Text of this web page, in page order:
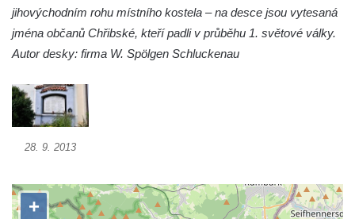
Dolním Podluží
Kenotaf Antona Klause na hřbitově v
Dolním Podluží
Kenotaf Heinricha Klause na hřbitově v
Dolním Podluží
Kenotaf Josefa Stolle na hřbitově v Dolním
Podluží
židovském hřbitově v Mostě
jihovýchodním rohu místního kostela – na desce jsou vytesaná
jména občanů Chřibské, kteří padli v průběhu 1. světové války.
Autor desky: firma W. Spölgen Schluckenau
28. 9. 2013